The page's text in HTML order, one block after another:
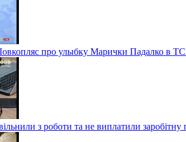
про улыбку Марички Падалко в
з роботи та не виплатили